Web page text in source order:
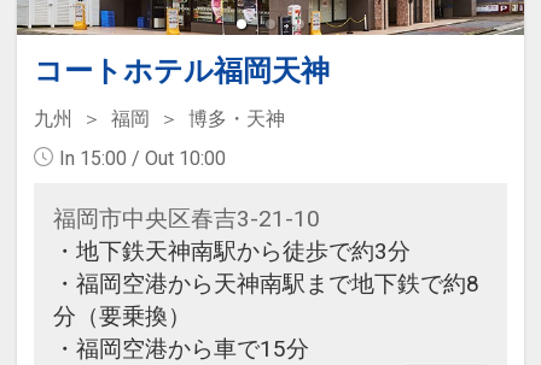
コートホテル福岡天神
九州 福岡
博多・天神
In 15:00 / Out 10:00
福岡市中央区春吉3-21-10
・地下鉄天神南駅から徒歩で約3分
・福岡空港から天神南駅まで地下鉄で約8
分（要乗換）
・福岡空港から車で15分